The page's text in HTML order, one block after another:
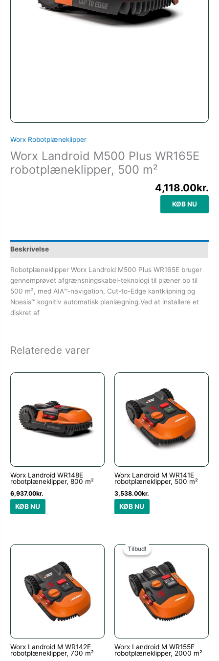
Worx Robotplæneklipper
Worx Landroid M500 Plus WR165E
robotplæneklipper, 500 m²
4,118.00kr.
KØB NU
Beskrivelse
Robotplæneklipper Worx Landroid M500 Plus WR165E bruger
gennemprøvet afgrænsningskabel-teknologi til plæner op til
500 m², med AIA™-navigation, Cut-to-Edge kantklipning og
Noesis™ kognitiv automatisk planlægning.Ved at installere et
diskret af
Relaterede varer
Worx Landroid WR148E
robotplæneklipper, 800 m²
6,937.00kr.
KØB NU
Worx Landroid M WR141E
robotplæneklipper, 500 m²
3,538.00kr.
KØB NU
Worx Landroid M WR142E
robotplæneklipper, 700 m²
Tilbud!
Tilbud!
Worx Landroid M WR155E
robotplæneklipper, 2000 m²
oprindelige
pris
12,301.00kr..
aktuelle